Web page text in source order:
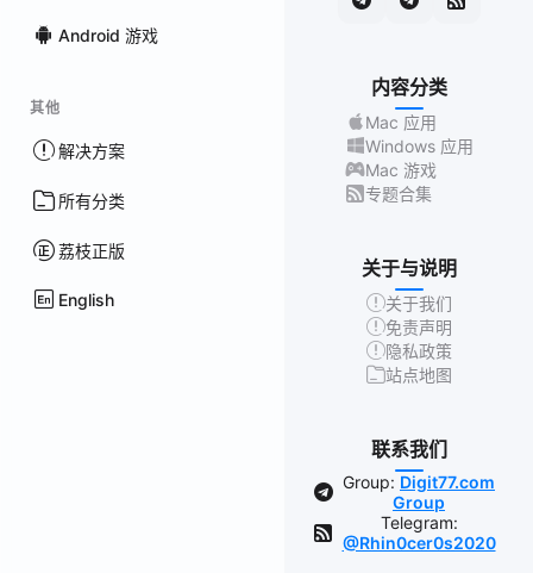
Android 游戏
其他
解决方案
所有分类
荔枝正版
English
内容分类
Mac 应用
Windows 应用
Mac 游戏
专题合集
关于与说明
关于我们
免责声明
隐私政策
站点地图
联系我们
Group: Digit77.com
Group
Telegram:
@Rhin0cer0s2020